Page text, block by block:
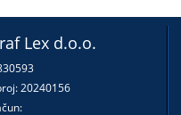
Lex d.o.o.
20240156